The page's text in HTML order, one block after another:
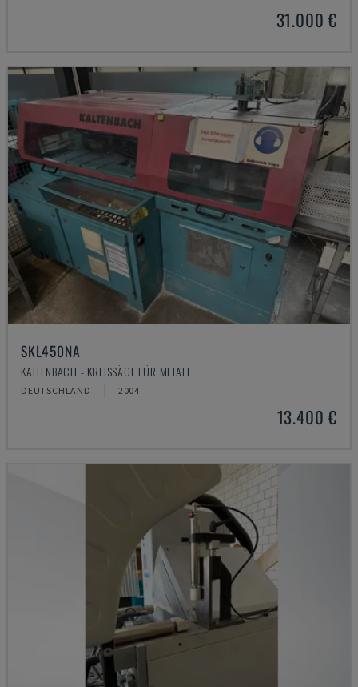
31.000 €
SKL450NA
KALTENBACH - KREISSÄGE FÜR METALL
DEUTSCHLAND 2004
13.400 €